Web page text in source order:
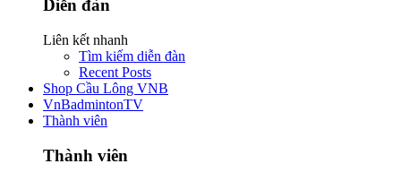
Diễn đàn
Liên kết nhanh
Tìm kiếm diễn đàn
Recent Posts
Shop Cầu Lông VNB
VnBadmintonTV
Thành viên
Thành viên